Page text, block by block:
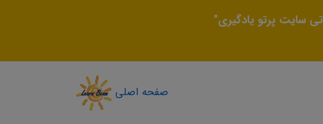
سایت پرتو یادگیری"
صفحه اصلی